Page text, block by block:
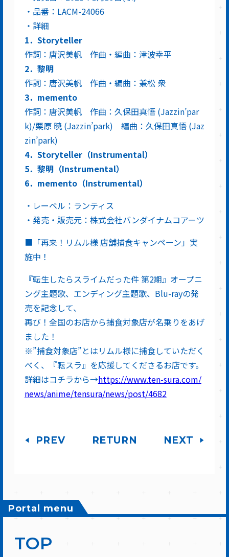
・品番：LACM-24066
・詳細
1．Storyteller
作詞：唐沢美帆 作曲・編曲：津波幸平
2．黎明
作詞：唐沢美帆 作曲・編曲：兼松 衆
3．memento
作詞：唐沢美帆 作曲：久保田真悟 (Jazzin’par
k)/栗原 暁 (Jazzin’park) 編曲：久保田真悟 (Jaz
zin’park)
4．Storyteller（Instrumental）
5．黎明（Instrumental）
6．memento（Instrumental）
・レーベル：ランティス
・発売・販売元：株式会社バンダイナムコアーツ
■「再来！リムル様 店舗捕食キャンペーン」実
施中！
『転生したらスライムだった件 第2期』オープニ
ング主題歌、エンディング主題歌、Blu-rayの発
売を記念して、
再び！全国のお店から捕食対象店が名乗りをあげ
ました！
※”捕食対象店”とはリムル様に捕食していただく
べく、『転スラ』を応援してくださるお店です。
詳細はコチラから→https://www.ten-sura.com/
news/anime/tensura/news/post/4682
PREV RETURN NEXT
Portal menu
TOP